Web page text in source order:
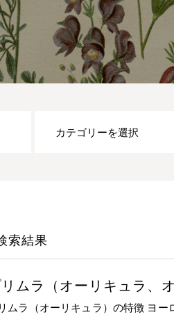
索結果
ムラ（オーリキュラ、
ムラ（オーリキュラ）の特徴 ヨー